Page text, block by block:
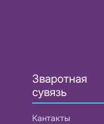
Зваротная
сувязь
Кантакты